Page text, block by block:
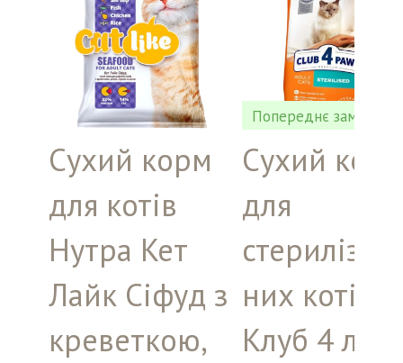
Сухий корм
для котів
Нутра Кет
Лайк Сіфуд з
креветкою,
Попереднє
Сухий
для
них котів
Клуб 4